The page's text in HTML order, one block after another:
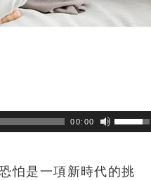
00:00
怕是一項新時代的挑